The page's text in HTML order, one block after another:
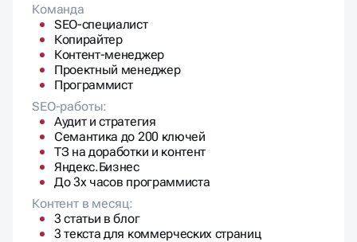
Команда
SEO-специалист
Копирайтер
Контент-менеджер
Проектный менеджер
Программист
SEO-работы:
Аудит и стратегия
Семантика до 200 ключей
ТЗ на доработки и контент
Яндекс.Бизнес
До 3х часов программиста
Контент в месяц:
3 статьи в блог
3 текста для коммерческих страниц